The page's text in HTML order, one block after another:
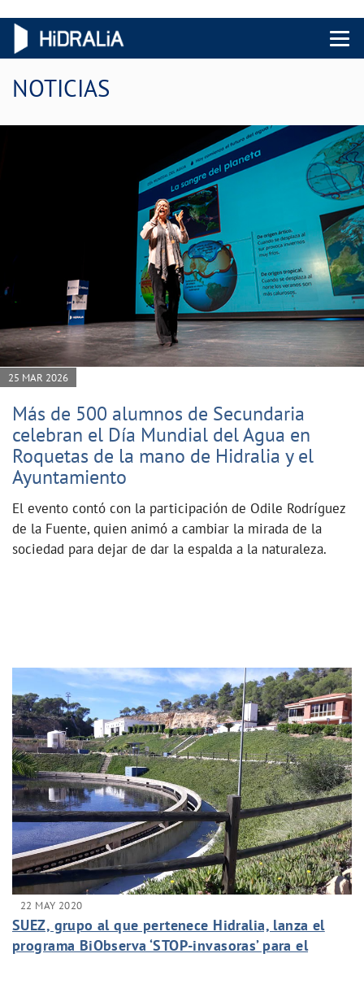
Menu
NOTICIAS
25 MAR 2026
Más de 500 alumnos de Secundaria
celebran el Día Mundial del Agua en
Roquetas de la mano de Hidralia y el
Ayuntamiento
El evento contó con la participación de Odile Rodríguez
de la Fuente, quien animó a cambiar la mirada de la
sociedad para dejar de dar la espalda a la naturaleza.
22 MAY 2020
SUEZ, grupo al que pertenece Hidralia, lanza el
programa BiObserva ‘STOP-invasoras’ para el